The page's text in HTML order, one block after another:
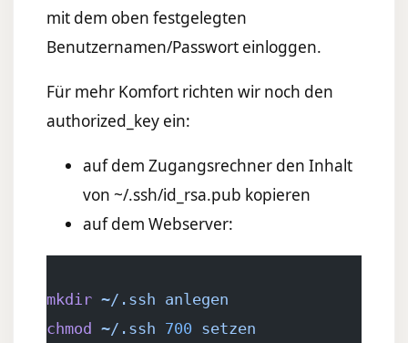
mit dem oben festgelegten
Benutzernamen/Passwort einloggen.
Für mehr Komfort richten wir noch den
authorized_key ein:
auf dem Zugangsrechner den Inhalt
von ~/.ssh/id_rsa.pub kopieren
auf dem Webserver:
mkdir ~/.ssh anlegen
chmod ~/.ssh 700 setzen